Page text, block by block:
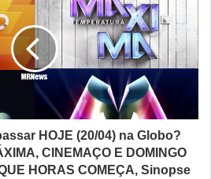
HOJE (20/04) na Globo?
CINEMAÇO E DOMINGO
HORAS COMEÇA, Sinopse